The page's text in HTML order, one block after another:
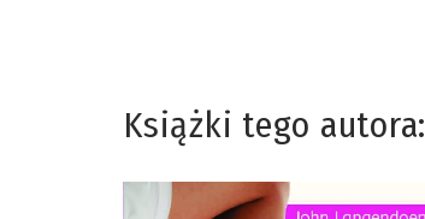
Książki tego autora: